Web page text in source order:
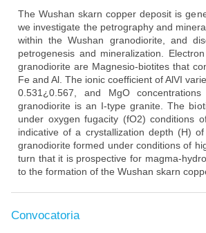
The Wushan skarn copper deposit is
we investigate the petrography and
within the Wushan granodiorite, and
petrogenesis and mineralization.
granodiorite are Magnesio-biotites that
Fe and Al. The ionic coefficient of AlVI
0.531¿0.567, and MgO
granodiorite is an I-type granite. The
under oxygen fugacity (fO2) conditions
indicative of a crystallization depth (H)
granodiorite formed under conditions of
turn that it is prospective for magma-
to the formation of the Wushan skarn
Convocatoria